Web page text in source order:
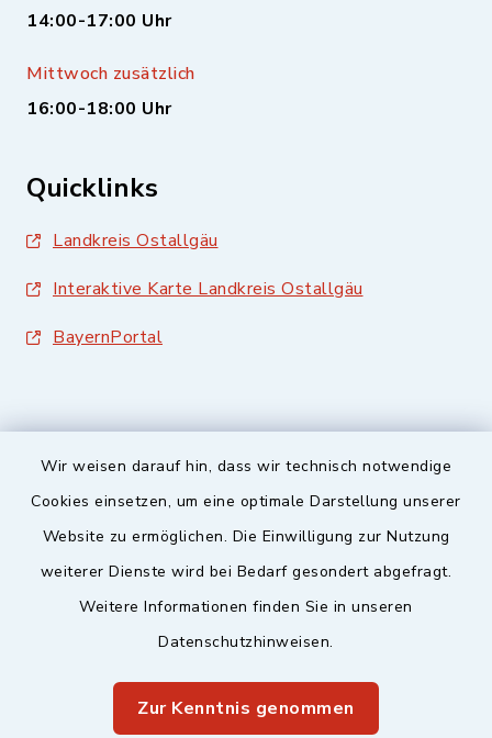
Wir weisen darauf hin, dass wir technisch notwendige
Cookies einsetzen, um eine optimale Darstellung unserer
Website zu ermöglichen. Die Einwilligung zur Nutzung
weiterer Dienste wird bei Bedarf gesondert abgefragt.
Weitere Informationen finden Sie in unseren
Datenschutzhinweisen.
Zur Kenntnis genommen
14:00-17:00 Uhr
Mittwoch zusätzlich
16:00-18:00 Uhr
Quicklinks
Landkreis Ostallgäu
Interaktive Karte Landkreis Ostallgäu
BayernPortal
Sicherer Kontakt
Datenschutz
Sitemap